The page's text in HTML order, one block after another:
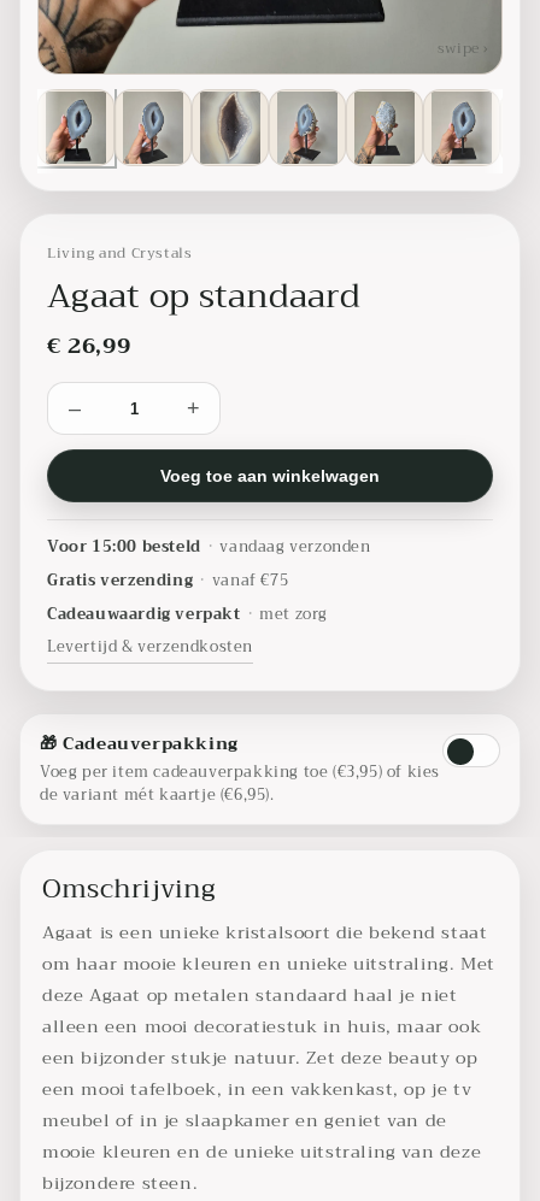
‹ swipe swipe ›
Living and Crystals
Agaat op standaard
€ 26,99
– +
Voeg toe aan winkelwagen
Voor 15:00 besteld • vandaag verzonden
Gratis verzending • vanaf €75
Cadeauwaardig verpakt • met zorg
Levertijd & verzendkosten
🎁 Cadeauverpakking
Voeg per item cadeauverpakking toe (€3,95) of kies
de variant mét kaartje (€6,95).
Omschrijving
Agaat is een unieke kristalsoort die bekend staat
om haar mooie kleuren en unieke uitstraling. Met
deze Agaat op metalen standaard haal je niet
alleen een mooi decoratiestuk in huis, maar ook
een bijzonder stukje natuur. Zet deze beauty op
een mooi tafelboek, in een vakkenkast, op je tv
meubel of in je slaapkamer en geniet van de
mooie kleuren en de unieke uitstraling van deze
bijzondere steen.